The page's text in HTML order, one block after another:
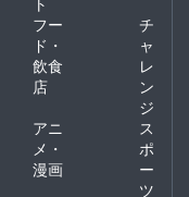
フー
ド・
飲食
店
チ
ャ
レ
ン
ジ
アニ
メ・
漫画
ス
ポ
ー
ツ